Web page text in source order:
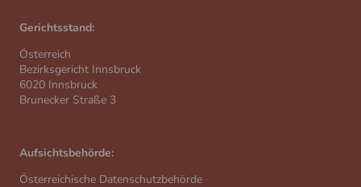
Gerichtsstand:
Österreich
Bezirksgericht Innsbruck
6020 Innsbruck
Brunecker Straße 3
Aufsichtsbehörde:
Österreichische Datenschutzbehörde